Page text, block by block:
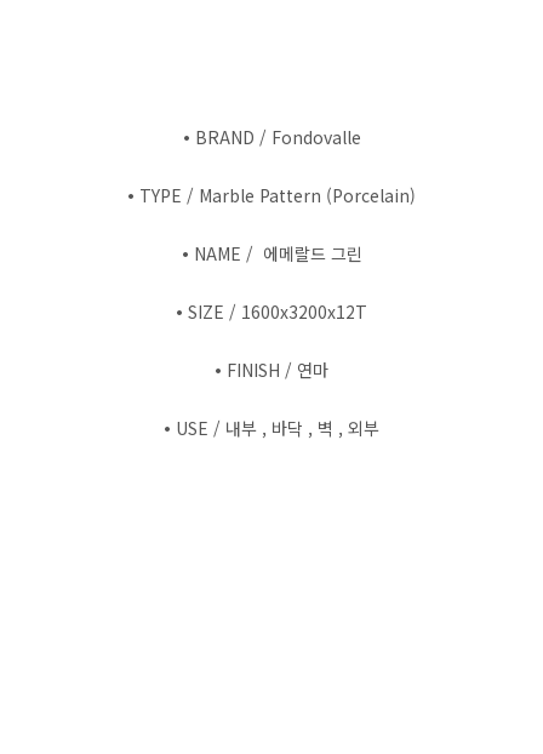
• BRAND / Fondovalle
• TYPE / Marble Pattern (Porcelain)
• NAME / 에메랄드 그린
• SIZE / 1600x3200x12T
• FINISH / 연마
• USE / 내부 , 바닥 , 벽 , 외부